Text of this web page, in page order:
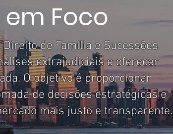
Foco
de Família e Sucessões
extrajudiciais e oferecer
O objetivo é proporcionar
de decisões estratégicas e
mais justo e transparente.